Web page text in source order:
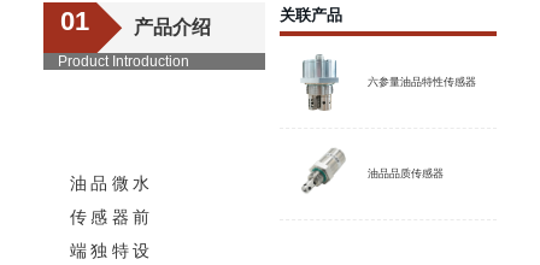
01 产品介绍
Product Introduction
油品微水
传感器前
端独特设
关联产品
六参量油品特性传感器
油品品质传感器